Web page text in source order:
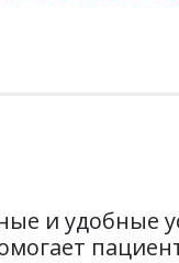
и удобные